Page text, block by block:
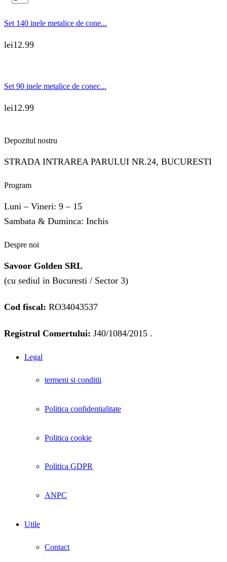
Set 140 inele metalice de cone...
lei12.99
Set 90 inele metalice de conec...
lei12.99
Depozitul nostru
STRADA INTRAREA PARULUI NR.24, BUCURESTI
Program
Luni – Vineri: 9 – 15
Sambata & Duminca: Inchis
Despre noi
Savoor Golden SRL
(cu sediul in Bucuresti / Sector 3)
Cod fiscal: RO34043537
Registrul Comertului: J40/1084/2015 .
Legal
termeni si conditii
Politica confidentialitate
Politica cookie
Politica GDPR
ANPC
Utile
Contact